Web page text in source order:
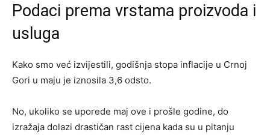
Podaci prema vrstama proizvoda i
usluga
Kako smo već izvijestili, godišnja stopa inflacije u Crnoj
Gori u maju je iznosila 3,6 odsto.
No, ukoliko se uporede maj ove i prošle godine, do
izražaja dolazi drastičan rast cijena kada su u pitanju